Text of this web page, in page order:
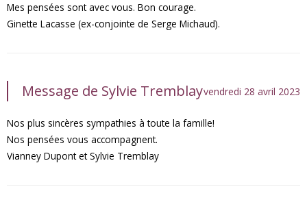
Mes pensées sont avec vous. Bon courage.
Ginette Lacasse (ex-conjointe de Serge Michaud).
Message de Sylvie Tremblayvendredi 28 avril 2023
Nos plus sincères sympathies à toute la famille!
Nos pensées vous accompagnent.
Vianney Dupont et Sylvie Tremblay